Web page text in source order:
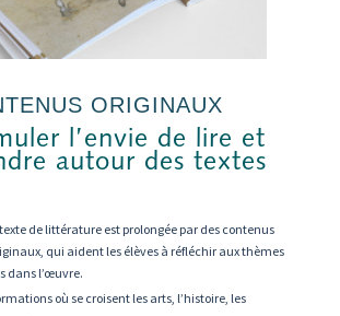
ORIGINAUX
l’envie de lire et
autour des textes
de littérature est prolongée par des contenus
qui aident les élèves à réfléchir aux thèmes
dans l’œuvre.
où se croisent les arts, l’histoire, les